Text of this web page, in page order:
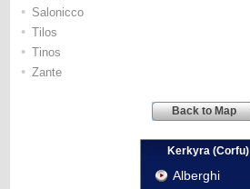
• Salonicco
• Tilos
• Tinos
• Zante
Back to Map
Kerkyra (Corfu)
Alberghi